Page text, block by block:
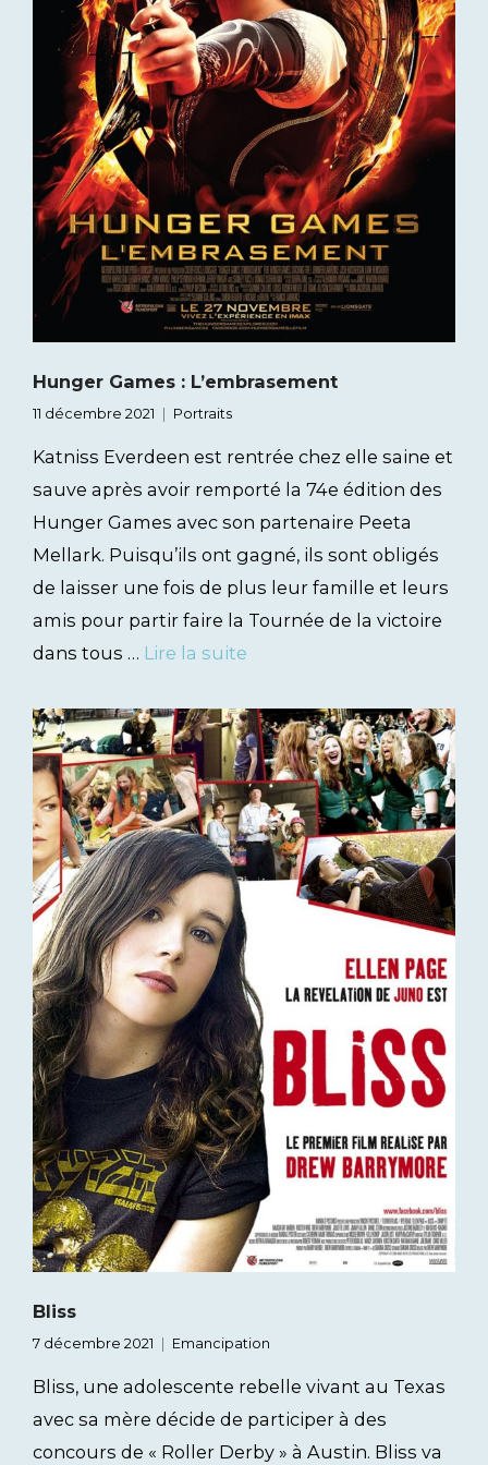
Hunger Games : L’embrasement
11 décembre 2021 Portraits
Katniss Everdeen est rentrée chez elle saine et
sauve après avoir remporté la 74e édition des
Hunger Games avec son partenaire Peeta
Mellark. Puisqu’ils ont gagné, ils sont obligés
de laisser une fois de plus leur famille et leurs
amis pour partir faire la Tournée de la victoire
dans tous … Lire la suite
Bliss
7 décembre 2021 Emancipation
Bliss, une adolescente rebelle vivant au Texas
avec sa mère décide de participer à des
concours de « Roller Derby » à Austin. Bliss va